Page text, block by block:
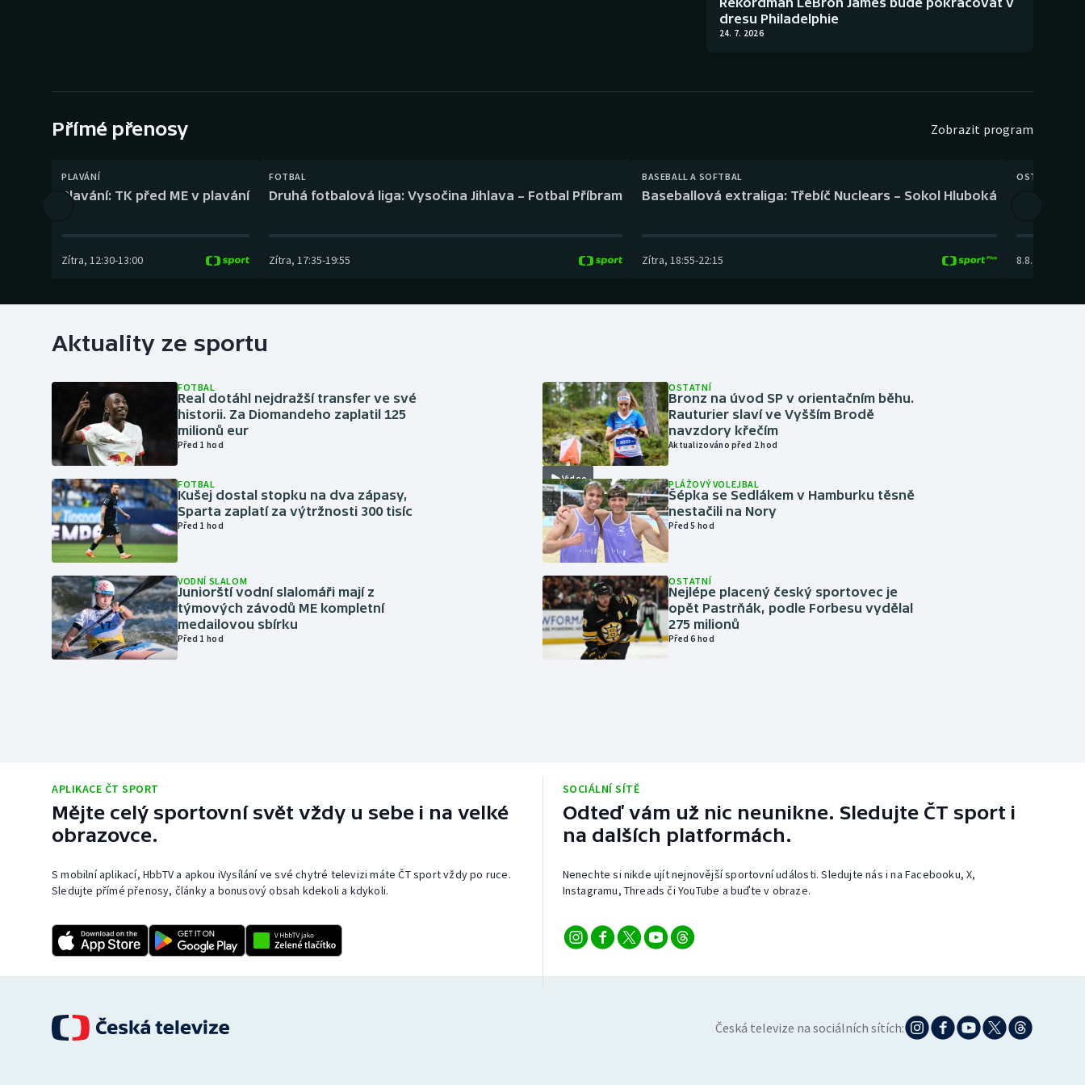
Gymnastika Plážový volejbal
dresu Philadelphie
24. 7. 2026
Přímé přenosy Zobrazit program
PLAVÁNÍ
Plavání: TK před ME v plavání
Zítra, 12:30-13:00
FOTBAL
Druhá fotbalová liga: Vysočina Jihlava – Fotbal Příbram
Zítra, 17:35-19:55
BASEBALL A SOFTBAL
Baseballová extraliga: Třebíč Nuclears – Sokol Hluboká
Zítra, 18:55-22:15
OSTATNÍ
8.8.
Aktuality ze sportu
FOTBAL
Real dotáhl nejdražší transfer ve své
historii. Za Diomandeho zaplatil 125
milionů eur
Před 1 hod
FOTBAL
Kušej dostal stopku na dva zápasy,
Sparta zaplatí za výtržnosti 300 tisíc
Před 1 hod
VODNÍ SLALOM
Juniorští vodní slalomáři mají z
týmových závodů ME kompletní
medailovou sbírku
Před 1 hod
Video
OSTATNÍ
Bronz na úvod SP v orientačním běhu.
Rauturier slaví ve Vyšším Brodě
navzdory křečím
Aktualizováno před 2 hod
PLÁŽOVÝ VOLEJBAL
Šépka se Sedlákem v Hamburku těsně
nestačili na Nory
Před 5 hod
OSTATNÍ
Nejlépe placený český sportovec je
opět Pastrňák, podle Forbesu vydělal
275 milionů
Před 6 hod
APLIKACE ČT SPORT
Mějte celý sportovní svět vždy u sebe i na velké
obrazovce.
S mobilní aplikací, HbbTV a apkou iVysílání ve své chytré televizi máte ČT sport vždy po ruce.
Sledujte přímé přenosy, články a bonusový obsah kdekoli a kdykoli.
SOCIÁLNÍ SÍTĚ
Odteď vám už nic neunikne. Sledujte ČT sport i
na dalších platformách.
Nenechte si nikde ujít nejnovější sportovní události. Sledujte nás i na Facebooku, X,
Instagramu, Threads či YouTube a buďte v obraze.
Česká televize na sociálních sítích: